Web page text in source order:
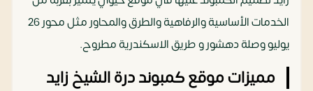
الخدمات الأساسية والرفاهية والطرق والمحاور مثل محور 26
يوليو وصلة دهشور و طريق الاسكندرية مطروح.
مميزات موقع كمبوند درة الشيخ زايد